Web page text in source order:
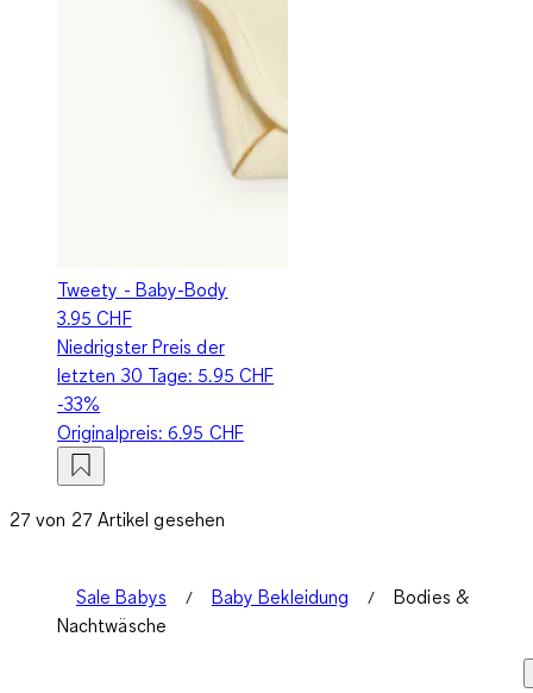
Tweety - Baby-Body
3.95 CHF
Niedrigster Preis der
letzten 30 Tage: 5.95 CHF
-33%
Originalpreis:6.95 CHF
27 von 27 Artikel gesehen
Sale Babys Baby Bekleidung
Bodies &
Nachtwäsche